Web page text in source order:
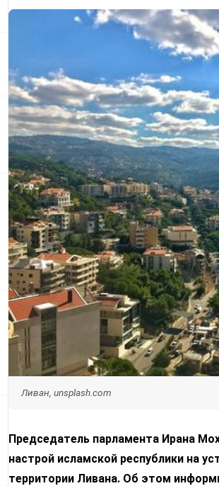
Ливан, unsplash.com
Председатель парламента Ирана
настрой исламской республики на
территории Ливана. Об этом